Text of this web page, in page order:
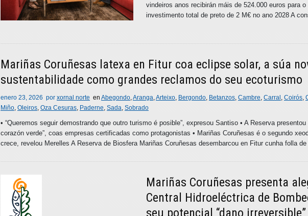
vindeiros anos recibirán máis de 524.000 euros para
investimento total de preto de 2 M€ no ano 2028 A
Mariñas Coruñesas latexa en Fitur coa eclipse solar, a súa
sustentabilidade como grandes reclamos do seu ecoturismo
enero 23, 2026 por xornal norte en Abegondo,Aranga,Arteixo, Bergondo, Betanzos, Cambre, Carral , Coirós,
Miño, Oleiros, Oza Cesuras, Paderne, Sada, Sobrado
• “Queremos seguir demostrando que outro turismo é posible”, expresou Santiso • A Reserva
corazón verde”, coas empresas certificadas como protagonistas • Mariñas Coruñesas é o segundo
crece, revelou Merelles A Reserva de Biosfera Mariñas Coruñesas desembarcou en Fitur cunha folla
Mariñas Coruñesas presenta
Central Hidroeléctrica de
seu potencial “dano irreversible”